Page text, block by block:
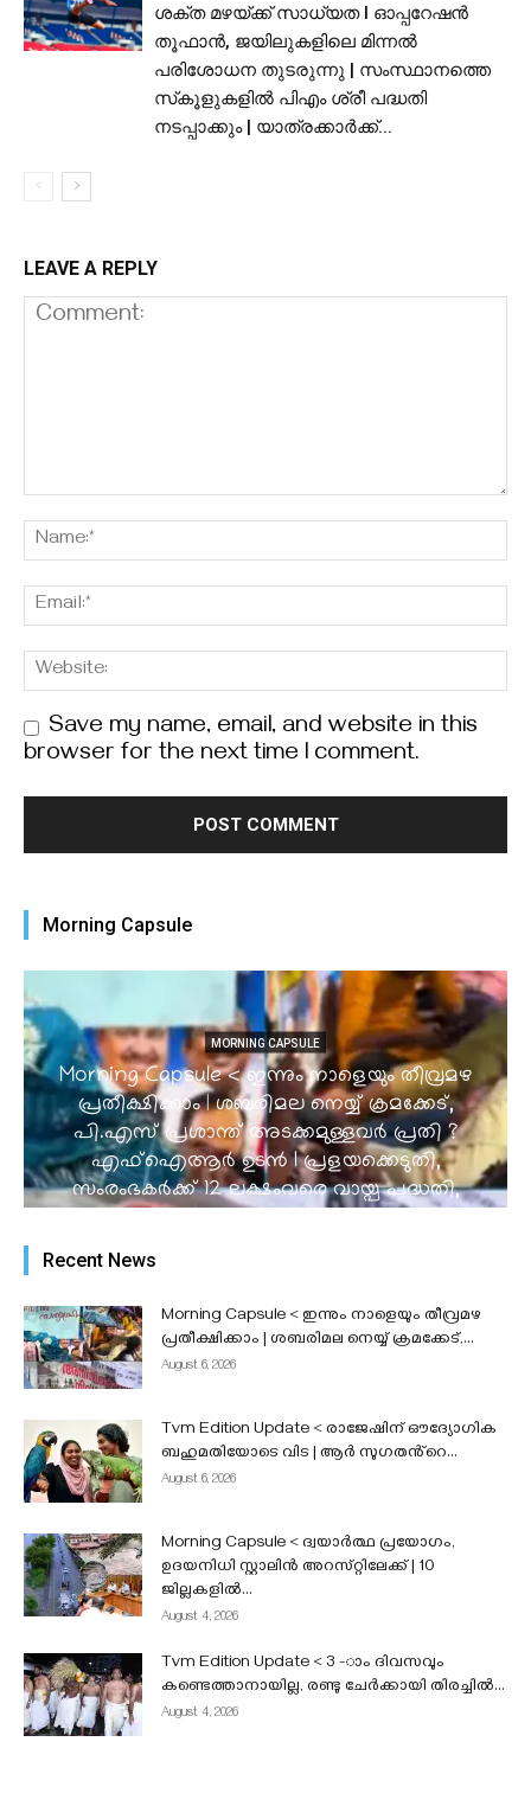
ശക്ത മഴയ്ക്ക് സാധ്യത I ഓപ്പറേഷൻ
തൂഫാൻ, ജയിലുകളിലെ മിന്നൽ
പരിശോധന തുടരുന്നു | സംസ്ഥാനത്തെ
സ്‌കൂളുകളിൽ പിഎം ശ്രീ പദ്ധതി
നടപ്പാക്കും | യാത്രക്കാര്‍ക്ക്...
LEAVE A REPLY
Save my name, email, and website in this
browser for the next time I comment.
Morning Capsule
MORNING CAPSULE
Morning Capsule < ഇന്നും നാളെയും തീവ്രമഴ
പ്രതീക്ഷിക്കാം | ശബരിമല നെയ്യ് ക്രമക്കേട്,
പി.എസ് പ്രശാന്ത് അടക്കമുള്ളവർ പ്രതി ?
എഫ്ഐആർ ഉടൻ I പ്രളയക്കെടുതി,
സംരംഭകർക്ക് 12 ലക്ഷംവരെ വായ്പ പദ്ധതി,
അധിഷ്ഠിതമാക്കുന്നത് പരിഗണനയിലെന്ന്
Recent News
Morning Capsule < ഇന്നും നാളെയും തീവ്രമഴ
പ്രതീക്ഷിക്കാം | ശബരിമല നെയ്യ് ക്രമക്കേട്,...
August 6, 2026
Tvm Edition Update < രാജേഷിന് ഔദ്യോഗിക
ബഹുമതിയോടെ വിട | ആർ സുഗതൻ്റെ...
August 6, 2026
Morning Capsule < ദ്വയാർത്ഥ പ്രയോഗം,
ഉദയനിധി സ്റ്റാലിൻ അറസ്‌റ്റിലേക്ക് | 10
ജില്ലകളിൽ...
August 4, 2026
Tvm Edition Update < 3 -ാം ദിവസവും
കണ്ടെത്താനായില്ല, രണ്ടു ചേർക്കായി തിരച്ചിൽ...
August 4, 2026